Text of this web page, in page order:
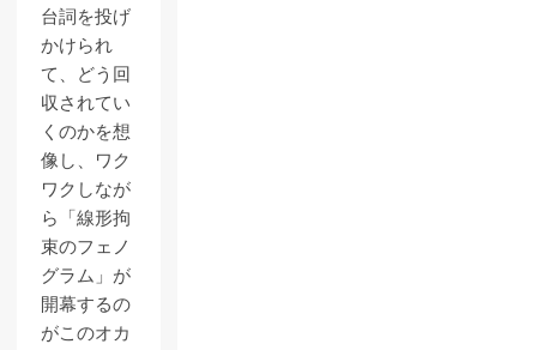
台詞を投げ
かけられ
て、どう回
収されてい
くのかを想
像し、ワク
ワクしなが
ら「線形拘
束のフェノ
グラム」が
開幕するの
がこのオカ